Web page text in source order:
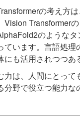
の考え方
Vision Transformer
のような
ています。言語処理
にも活用されつつあ
は、人間にとって
分野で役立つ能力な